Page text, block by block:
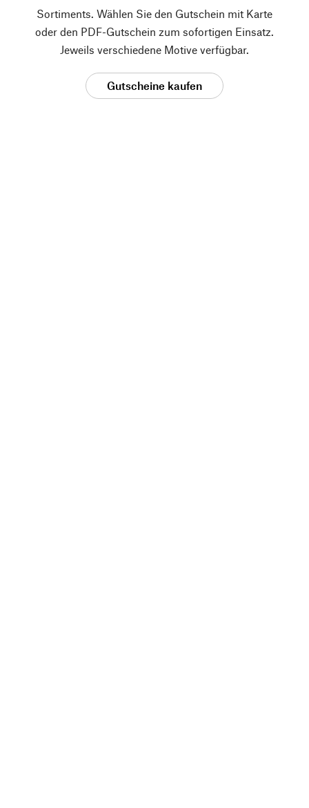
Sortiments. Wählen Sie den Gutschein mit Karte
oder den PDF-Gutschein zum sofortigen Einsatz.
Jeweils verschiedene Motive verfügbar.
Gutscheine kaufen